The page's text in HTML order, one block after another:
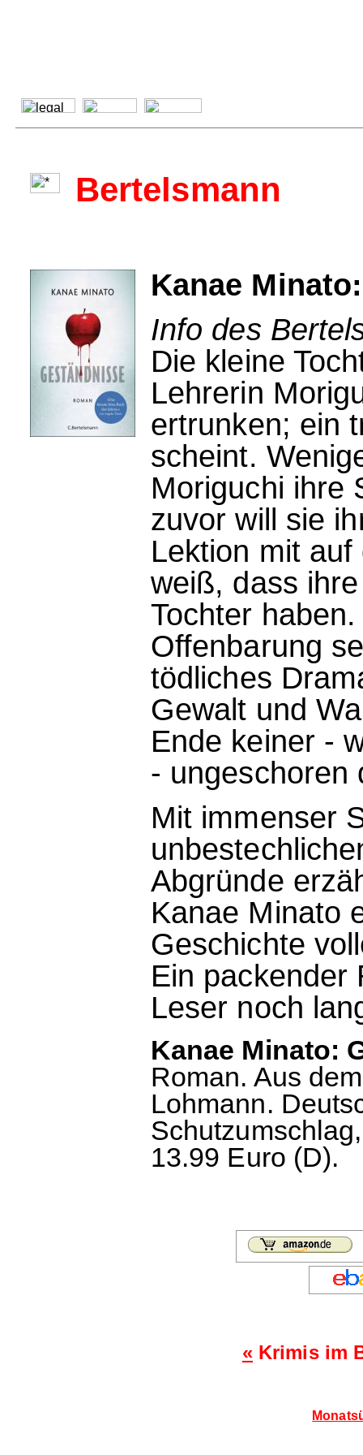
Bertelsmann
Kanae
Info des
Die kleine
Lehrerin
ertrunken; ein
scheint.
Moriguchi ihre
zuvor will sie
Lektion mit
weiß, dass
Tochter
Offenbarung
tödliches
Gewalt und
Ende keiner -
- ungeschoren
Mit immenser
Abgründe
Kanae Minato
Geschichte
Ein packender
Leser noch
Kanae Minato:
Roman. Aus
Lohmann.
13.99 Euro (D).
«Krimis im